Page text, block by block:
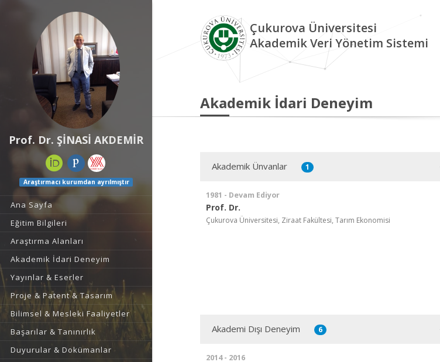
Prof. Dr. ŞİNASİ AKDEMİR
Araştırmacı kurumdan ayrılmıştır
Ana Sayfa
Eğitim Bilgileri
Araştırma Alanları
Akademik İdari Deneyim
Yayınlar & Eserler
Proje & Patent & Tasarım
Bilimsel & Mesleki Faaliyetler
Başarılar & Tanınırlık
Duyurular & Dokümanlar
Çukurova Üniversitesi
Akademik Veri Yönetim Sistemi
Akademik İdari Deneyim
Akademik Ünvanlar 1
1981 - Devam Ediyor
Prof. Dr.
Çukurova Üniversitesi, Ziraat Fakültesi, Tarım Ekonomisi
Akademi Dışı Deneyim 6
2014 - 2016